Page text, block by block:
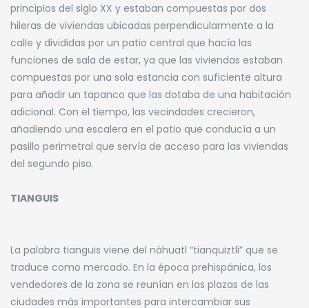
principios del siglo XX y estaban compuestas por dos
hileras de viviendas ubicadas perpendicularmente a la
calle y divididas por un patio central que hacía las
funciones de sala de estar, ya que las viviendas estaban
compuestas por una sola estancia con suficiente altura
para añadir un tapanco que las dotaba de una habitación
adicional. Con el tiempo, las vecindades crecieron,
añadiendo una escalera en el patio que conducía a un
pasillo perimetral que servía de acceso para las viviendas
del segundo piso.
TIANGUIS
La palabra tianguis viene del náhuatl “tianquiztli” que se
traduce como mercado. En la época prehispánica, los
vendedores de la zona se reunían en las plazas de las
ciudades más importantes para intercambiar sus